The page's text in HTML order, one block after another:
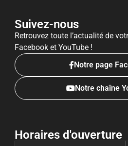
Suivez-nous
Retrouvez toute l’actualité de
Facebook et YouTube !
Notre page
Notre chaîne
Horaires d'ouverture